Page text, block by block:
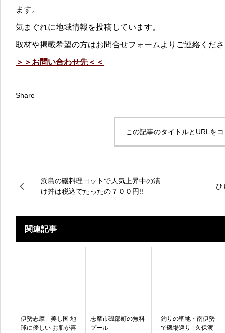
ます。
気まぐれに地域情報を投稿しています。
取材や掲載希望の方はお問合せフォームよりご連絡くだ
＞＞お問い合わせ先＜＜
Share
この記事のタイトルとURLを
浜島の磯料理ヨットで人気上昇中の漬
け丼は税込でたったの７００円!!
ひ
関連記事
伊勢志摩 美し国 地
球に優しい お肌が喜
志摩市磯部町の無料
プール
釣りの聖地・南伊勢
で磯場巡り | 久保渡